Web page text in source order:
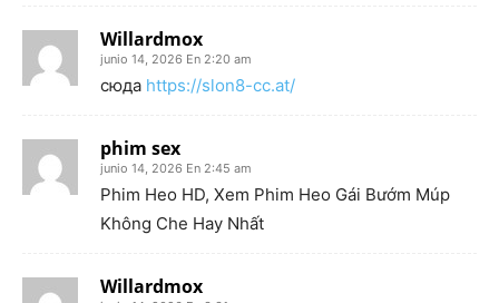
Willardmox
junio 14, 2026 En 2:20 am
сюда https://slon8-cc.at/
phim sex
junio 14, 2026 En 2:45 am
Phim Heo HD, Xem Phim Heo Gái Bướm Múp
Không Che Hay Nhất
Willardmox